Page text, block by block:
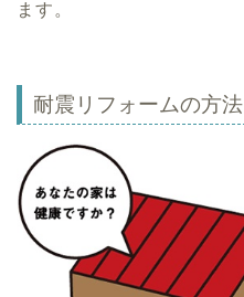
ます。
耐震リフォームの方法